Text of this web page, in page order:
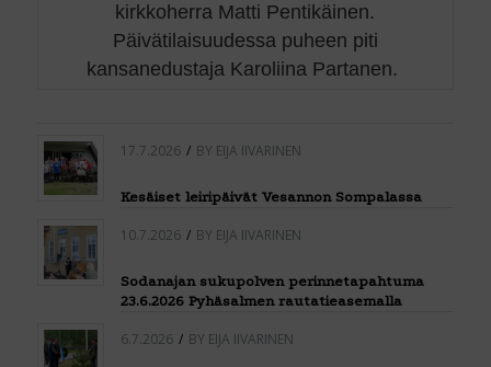
kirkkoherra Matti Pentikäinen.
Päivätilaisuudessa puheen piti
kansanedustaja Karoliina Partanen.
17.7.2026 / BY EIJA IIVARINEN
Kesäiset leiripäivät Vesannon Sompalassa
10.7.2026 / BY EIJA IIVARINEN
Sodanajan sukupolven perinnetapahtuma
23.6.2026 Pyhäsalmen rautatieasemalla
6.7.2026 / BY EIJA IIVARINEN